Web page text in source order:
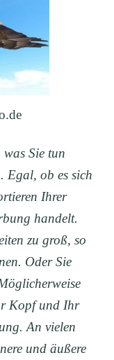
was Sie tun
Egal, ob es sich
Ihrer
handelt.
zu groß, so
Oder Sie
Kopf und Ihr
An vielen
und äußere